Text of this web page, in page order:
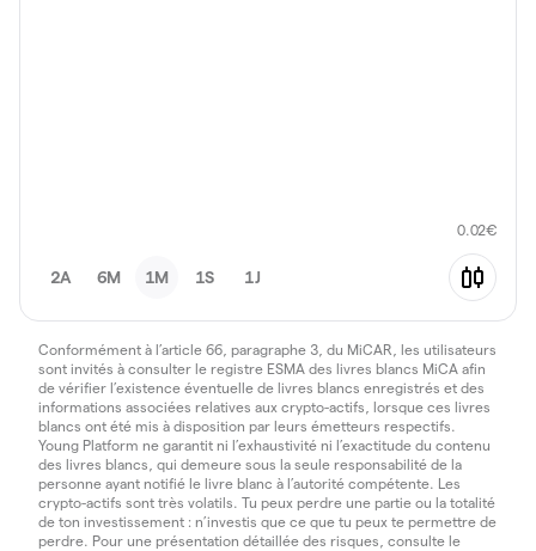
0.02€
2A 6M 1M 1S 1J
Conformément à l’article 66, paragraphe 3, du MiCAR, les utilisateurs
sont invités à consulter le registre ESMA des livres blancs MiCA afin
de vérifier l’existence éventuelle de livres blancs enregistrés et des
informations associées relatives aux crypto-actifs, lorsque ces livres
blancs ont été mis à disposition par leurs émetteurs respectifs.
Young Platform ne garantit ni l’exhaustivité ni l’exactitude du contenu
des livres blancs, qui demeure sous la seule responsabilité de la
personne ayant notifié le livre blanc à l’autorité compétente. Les
crypto-actifs sont très volatils. Tu peux perdre une partie ou la totalité
de ton investissement : n’investis que ce que tu peux te permettre de
perdre. Pour une présentation détaillée des risques, consulte le